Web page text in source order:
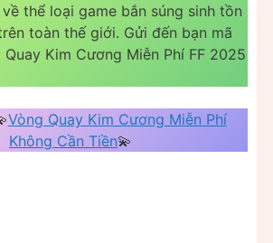
thể loại game bắn súng sinh tồn
toàn thế giới. Gửi đến bạn mã
Kim Cương Miễn Phí FF 2025
Vòng Quay Kim Cương Miễn Phí
Không Cần Tiền💫